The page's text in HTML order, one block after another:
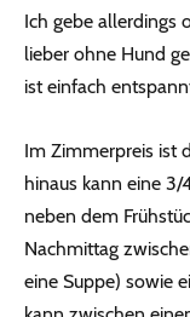
Ich gebe allerdings
lieber ohne Hund
ist einfach
Im Zimmerpreis ist
hinaus kann eine
neben dem
Nachmittag
eine Suppe) sowie